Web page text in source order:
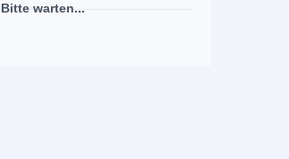
Bitte warten...